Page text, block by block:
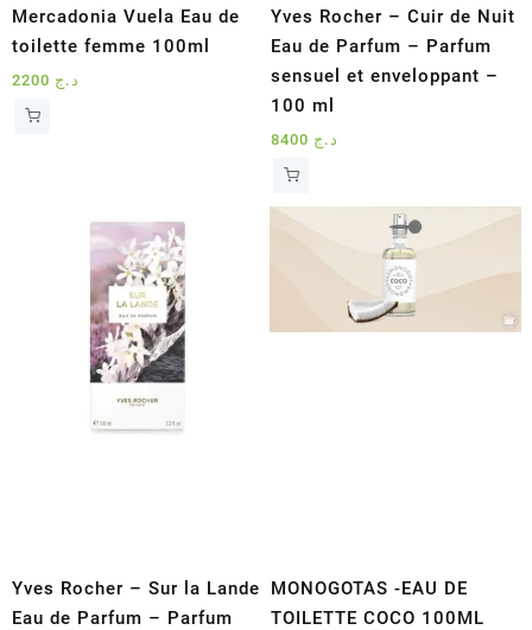
Mercadonia Vuela Eau de
toilette femme 100ml
د.ج
Yves Rocher – Cuir de Nuit
Eau de Parfum – Parfum
sensuel et enveloppant –
100 ml
د.ج
Yves Rocher – Sur la Lande
Eau de Parfum – Parfum
MONOGOTAS -EAU DE
TOILETTE COCO 100ML